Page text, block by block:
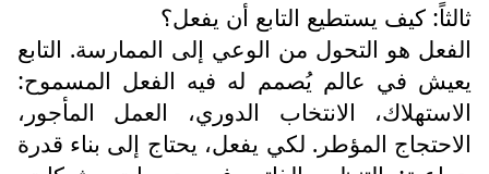
ثالثاً: كيف يستطيع التابع أن يفعل؟
الفعل هو التحول من الوعي إلى الممارسة. التابع
يعيش في عالم يُصمم له فيه الفعل المسموح:
الاستهلاك، الانتخاب الدوري، العمل المأجور،
الاحتجاج المؤطر. لكي يفعل، يحتاج إلى بناء قدرة